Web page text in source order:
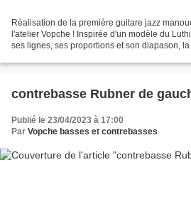
Réalisation de la première guitare jazz
l'atelier Vopche ! Inspirée d'un modèle du
ses lignes, ses proportions et son diapason,
contrebasse Rubner de
Publié le 23/04/2023 à 17:00
Par Vopche basses et contrebasses